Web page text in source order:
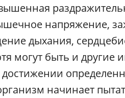
напряжение,
дыхания,
могут быть и другие
начинает